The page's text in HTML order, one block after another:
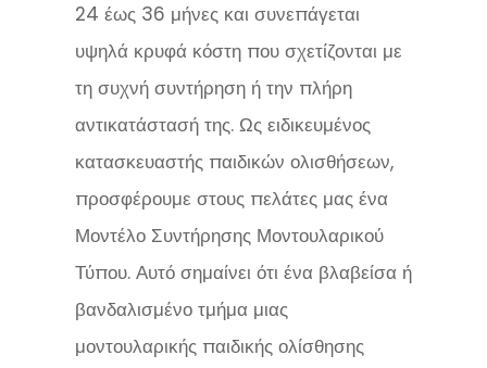
24 έως 36 μήνες και συνεπάγεται
υψηλά κρυφά κόστη που σχετίζονται με
τη συχνή συντήρηση ή την πλήρη
αντικατάστασή της. Ως ειδικευμένος
κατασκευαστής παιδικών ολισθήσεων,
προσφέρουμε στους πελάτες μας ένα
Μοντέλο Συντήρησης Μοντουλαρικού
Τύπου. Αυτό σημαίνει ότι ένα βλαβείσα ή
βανδαλισμένο τμήμα μιας
μοντουλαρικής παιδικής ολίσθησης